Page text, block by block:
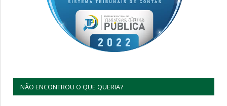
NÃO ENCONTROU O QUE QUERIA?